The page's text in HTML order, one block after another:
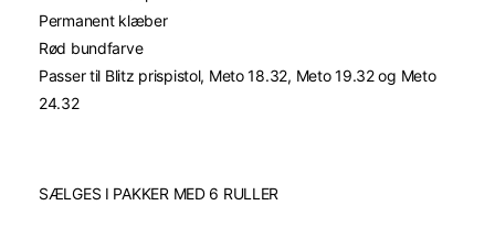
Permanent klæber
Rød bundfarve
Passer til Blitz prispistol, Meto 18.32, Meto 19.32 og Meto
24.32
SÆLGES I PAKKER MED 6 RULLER